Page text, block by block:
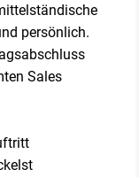
persönlich.
Sales